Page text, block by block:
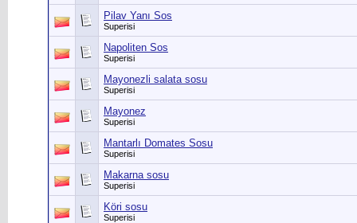
Pilav Yanı Sos
Superisi
Napoliten Sos
Superisi
Mayonezli salata sosu
Superisi
Mayonez
Superisi
Mantarlı Domates Sosu
Superisi
Makarna sosu
Superisi
Köri sosu
Superisi